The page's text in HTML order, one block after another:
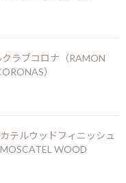
徴は、長野県の中央ア
蒸留とは、気圧が下がる
でアルコール蒸留がで
の変化を減らすことが
蒸留する技術のことで
切川沿いに作られてお
水源に囲まれ、ウイス
ラブコロナ（RAMON
）
テルウッドフィニッシュ
WOOD